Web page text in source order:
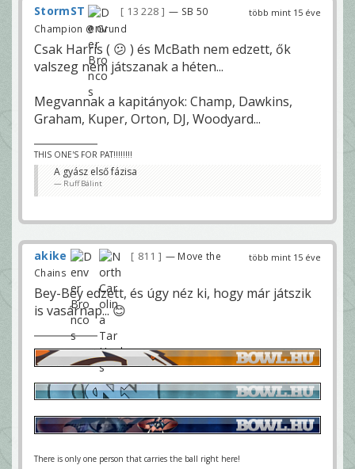
több mint 15 éve
StormST 13 228
— SB 50
Champion @ Grund
Csak Harris ( 😕 ) és McBath nem edzett, ők
valszeg nem játszanak a héten...
Megvannak a kapitányok: Champ, Dawkins,
Graham, Kuper, Orton, DJ, Woodyard...
THIS ONE'S FOR PAT!!!!!!!!
A gyász első fázisa
Ruff Bálint
több mint 15 éve
akike 811
— Move the
Chains
Bey-Bey edzett, és úgy néz ki, hogy már játszik
is vasárnap... 😊
There is only one person that carries the ball right here!